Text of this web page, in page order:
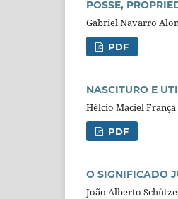
POSSE,
Gabriel Navarro
PDF
NASCITURO E
Hélcio Maciel
PDF
O SIGNIFICADO
João Alberto